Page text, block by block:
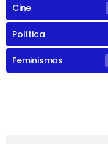
Cine
Política
Feminismos